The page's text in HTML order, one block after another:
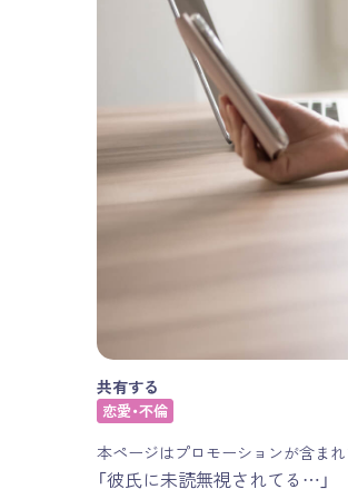
共有する
恋愛・不倫
本ページはプロモーションが含ま
「彼氏に未読無視されてる…」